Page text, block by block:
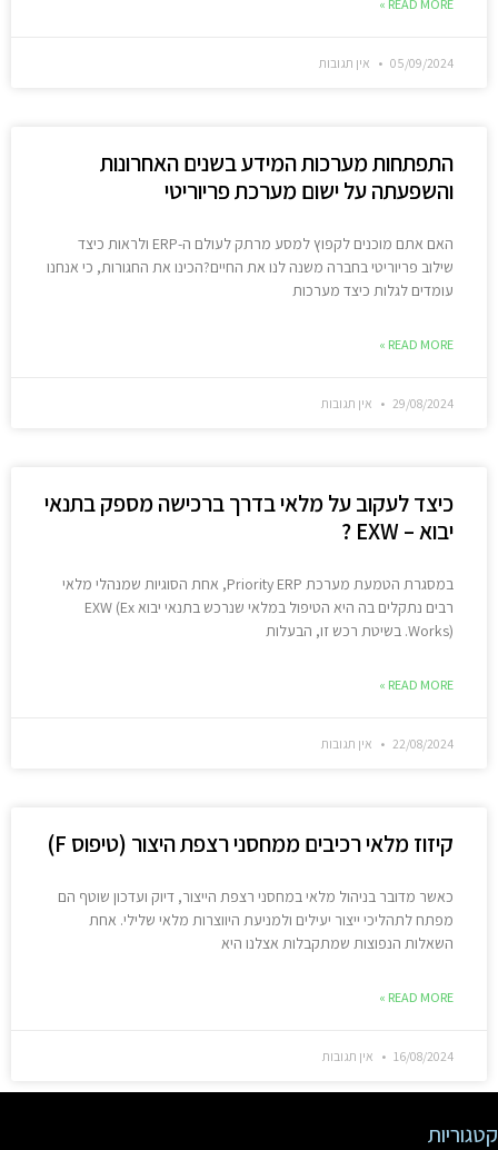
READ MORE »
05/09/2024 אין תגובות
התפתחות מערכות המידע בשנים האחרונות
והשפעתה על ישום מערכת פריוריטי
האם אתם מוכנים לקפוץ למסע מרתק לעולם ה-ERP ולראות כיצד
שילוב פריוריטי בחברה משנה לנו את החיים?הכינו את החגורות, כי אנחנו
עומדים לגלות כיצד מערכות
READ MORE »
29/08/2024 אין תגובות
כיצד לעקוב על מלאי בדרך ברכישה מספק בתנאי
יבוא – EXW ?
במסגרת הטמעת מערכת Priority ERP, אחת הסוגיות שמנהלי מלאי
רבים נתקלים בה היא הטיפול במלאי שנרכש בתנאי יבוא EXW (Ex
Works). בשיטת רכש זו, הבעלות
READ MORE »
22/08/2024 אין תגובות
קיזוז מלאי רכיבים ממחסני רצפת היצור (טיפוס F)
כאשר מדובר בניהול מלאי במחסני רצפת הייצור, דיוק ועדכון שוטף הם
מפתח לתהליכי ייצור יעילים ולמניעת היווצרות מלאי שלילי. אחת
השאלות הנפוצות שמתקבלות אצלנו היא
READ MORE »
16/08/2024 אין תגובות
קטגוריות